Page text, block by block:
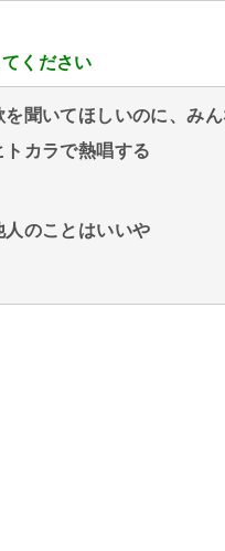
ください
を聞いてほしいのに、み
トカラで熱唱する
人のことはいいや